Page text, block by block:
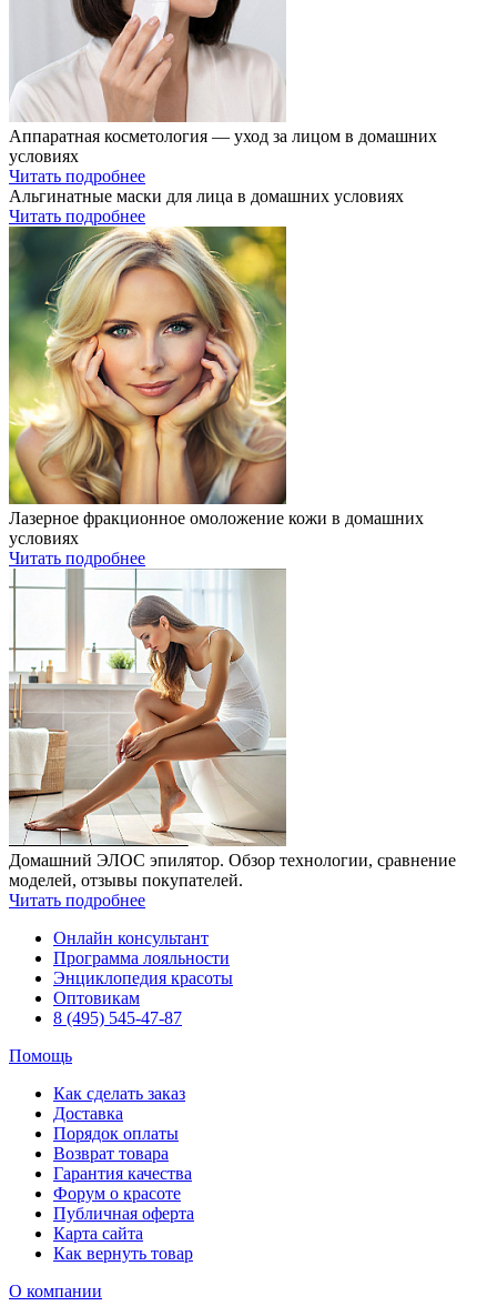
Аппаратная косметология — уход за лицом в домашних
условиях
Читать подробнее
Альгинатные маски для лица в домашних условиях
Читать подробнее
Лазерное фракционное омоложение кожи в домашних
условиях
Читать подробнее
Домашний ЭЛОС эпилятор. Обзор технологии, сравнение
моделей, отзывы покупателей.
Читать подробнее
Онлайн консультант
Программа лояльности
Энциклопедия красоты
Оптовикам
8 (495) 545-47-87
Помощь
Как сделать заказ
Доставка
Порядок оплаты
Возврат товара
Гарантия качества
Форум о красоте
Публичная оферта
Карта сайта
Как вернуть товар
О компании